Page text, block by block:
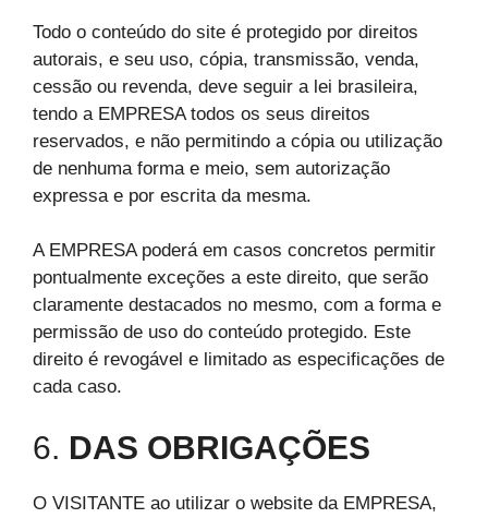
Todo o conteúdo do site é protegido por direitos
autorais, e seu uso, cópia, transmissão, venda,
cessão ou revenda, deve seguir a lei brasileira,
tendo a EMPRESA todos os seus direitos
reservados, e não permitindo a cópia ou utilização
de nenhuma forma e meio, sem autorização
expressa e por escrita da mesma.
A EMPRESA poderá em casos concretos permitir
pontualmente exceções a este direito, que serão
claramente destacados no mesmo, com a forma e
permissão de uso do conteúdo protegido. Este
direito é revogável e limitado as especificações de
cada caso.
6. DAS OBRIGAÇÕES
O VISITANTE ao utilizar o website da EMPRESA,